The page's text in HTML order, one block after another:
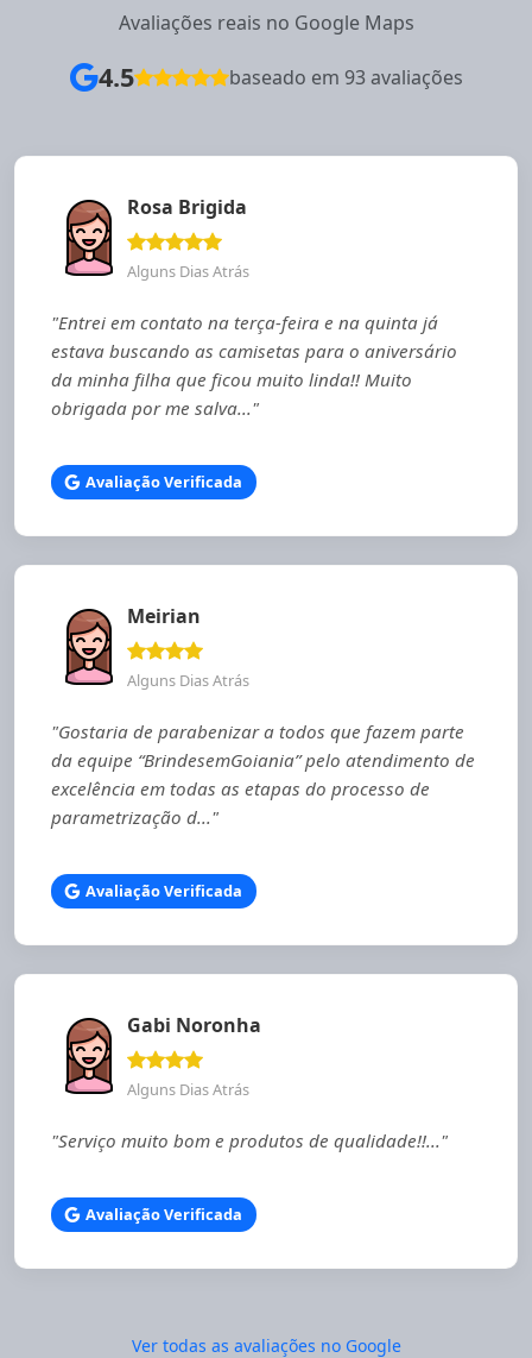
Avaliações reais no Google Maps
4.5 baseado em 93 avaliações
Rosa Brigida
Alguns Dias Atrás
"Entrei em contato na terça-feira e na quinta já
estava buscando as camisetas para o aniversário
da minha filha que ficou muito linda!! Muito
obrigada por me salva..."
Avaliação Verificada
Meirian
Alguns Dias Atrás
"Gostaria de parabenizar a todos que fazem parte
da equipe “BrindesemGoiania” pelo atendimento de
excelência em todas as etapas do processo de
parametrização d..."
Avaliação Verificada
Gabi Noronha
Alguns Dias Atrás
"Serviço muito bom e produtos de qualidade!!..."
Avaliação Verificada
Ver todas as avaliações no Google